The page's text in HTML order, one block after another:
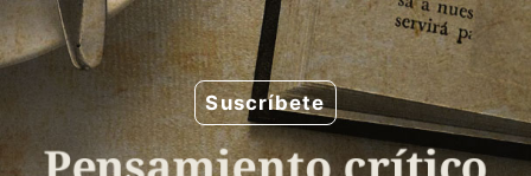
Saltar
al
contenido
Suscríbete